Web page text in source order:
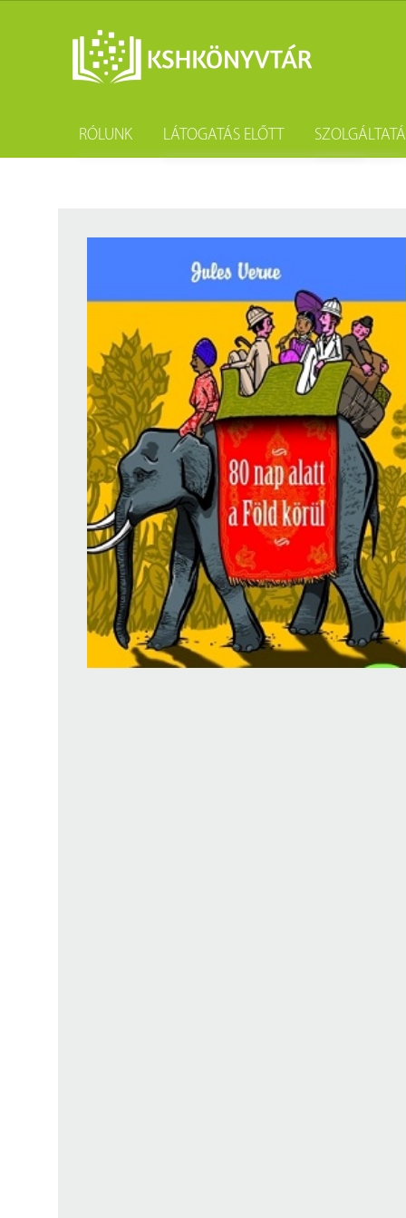
RÓLUNK
Szakmai együttműködési megállapodások
Partnereink
Munkatársaink
Findura Imre-díszoklevéllel kitüntetett kollégáink
Galéria
Pályázatok
Közérdekű adatok
LÁTOGATÁS ELŐTT
Csoportos látogatás
Elérhetőség
Díjtételek
Online katalógus
Kérdezd a